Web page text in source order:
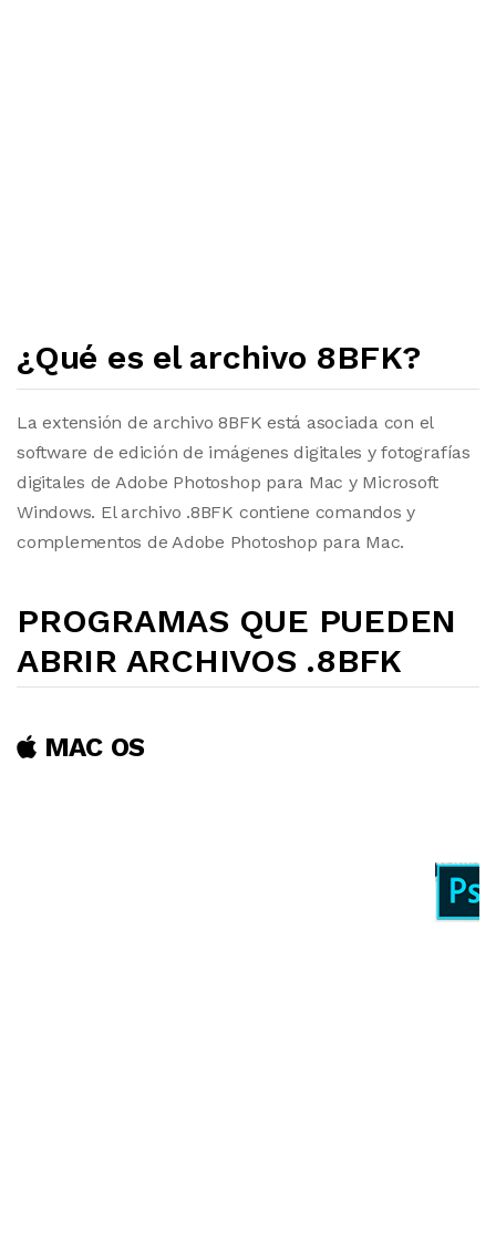
¿Qué es el archivo 8BFK?
La extensión de archivo 8BFK está asociada con el
software de edición de imágenes digitales y fotografías
digitales de Adobe Photoshop para Mac y Microsoft
Windows. El archivo .8BFK contiene comandos y
complementos de Adobe Photoshop para Mac.
PROGRAMAS QUE PUEDEN
ABRIR ARCHIVOS .8BFK
MAC OS